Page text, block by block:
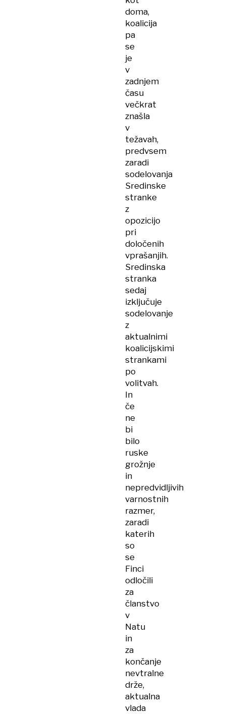
doma,
koalicija
pa
se
je
v
zadnjem
času
večkrat
znašla
v
težavah,
predvsem
zaradi
sodelovanja
Sredinske
stranke
z
opozicijo
pri
določenih
vprašanjih.
Sredinska
stranka
sedaj
izključuje
sodelovanje
z
aktualnimi
koalicijskimi
strankami
po
volitvah.
In
če
ne
bi
bilo
ruske
grožnje
in
nepredvidljivih
varnostnih
razmer,
zaradi
katerih
so
se
Finci
odločili
za
članstvo
v
Natu
in
za
končanje
nevtralne
drže,
aktualna
vlada